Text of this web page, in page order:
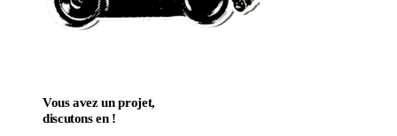
Vous avez un projet,
discutons en !